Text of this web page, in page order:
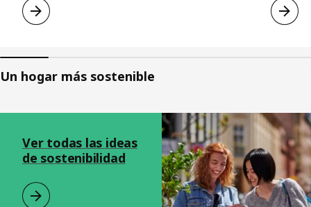
Un hogar más sostenible
Ver todas las ideas
de sostenibilidad